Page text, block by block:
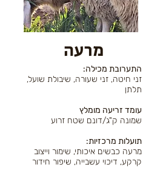
מרעה
:התערובת מכילה
זני חיטה, זני שעורה, שיבולת שועל,
תלתן
עומד זריעה מומלץ
שמונה ק"ג/דונם שטח זרוע
:תועלות מרכזיות
מרעה כבשים איכותי, שימור וייצוב
קרקע, דיכוי עשבייה, שיפור חידור